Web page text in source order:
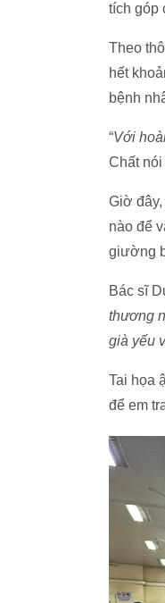
tích góp
Theo
hết
bệnh
“Với
Chất
Giờ
nào để
giường
Bác sĩ
thương
già yếu
Tai họa
để em